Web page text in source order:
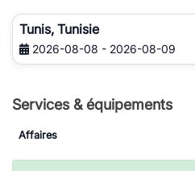
Tunis, Tunisie
2026-08-08 - 2026-08-09
Services & équipements
Affaires